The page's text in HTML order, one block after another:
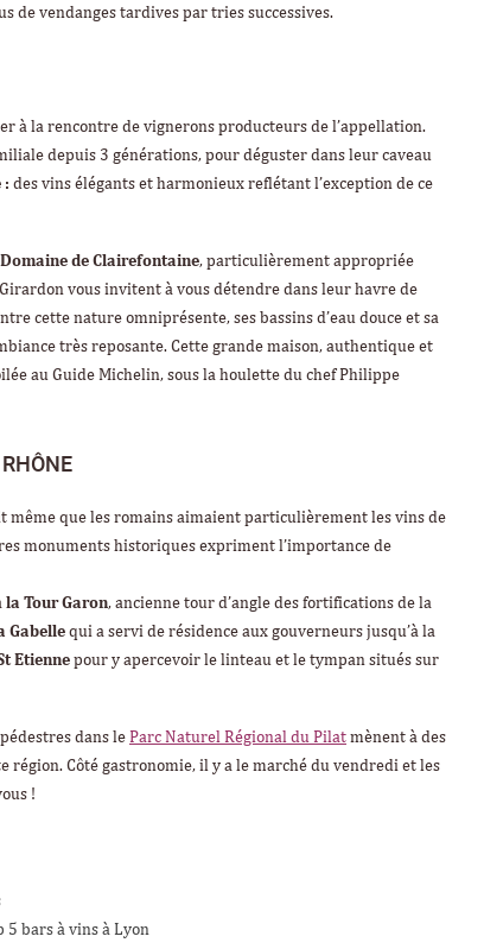
de vendanges tardives par tries successives.
à la rencontre de vignerons producteurs de l’appellation.
depuis 3 générations, pour déguster dans leur caveau
: des vins élégants et harmonieux reflétant l’exception de ce
Domaine de Clairefontaine, particulièrement appropriée
vous invitent à vous détendre dans leur havre de
cette nature omniprésente, ses bassins d’eau douce et sa
très reposante. Cette grande maison, authentique et
au Guide Michelin, sous la houlette du chef Philippe
même que les romains aimaient particulièrement les vins de
monuments historiques expriment l’importance de
la Tour Garon, ancienne tour d’angle des fortifications de la
Gabelle qui a servi de résidence aux gouverneurs jusqu’à la
Etienne pour y apercevoir le linteau et le tympan situés sur
dans le Parc Naturel Régional du Pilat mènent à des
région. Côté gastronomie, il y a le marché du vendredi et les
!
5 bars à vins à Lyon